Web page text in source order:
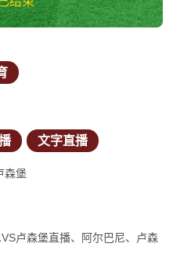
文字直播
森堡
卢森堡直播、阿尔巴尼、卢森